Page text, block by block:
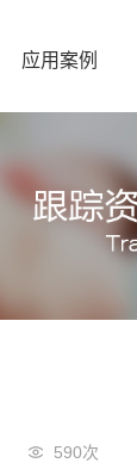
应用案例
590次